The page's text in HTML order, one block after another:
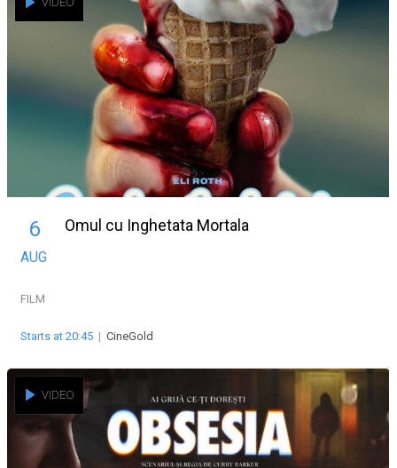
6
AUG
Omul cu Inghetata Mortala
FILM
Starts at 20:45 | CineGold
VIDEO